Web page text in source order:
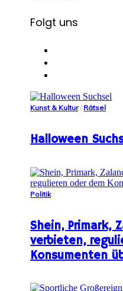
Folgt uns
Kunst & Kultur/ Rätsel
Halloween
Politik
Shein, Primark,
verbieten,
Konsumenten